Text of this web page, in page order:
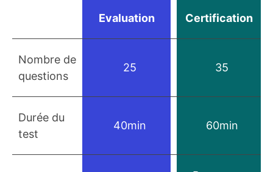
Evaluation Certification
Nombre de
questions
25 35
Durée du
test
40min 60min